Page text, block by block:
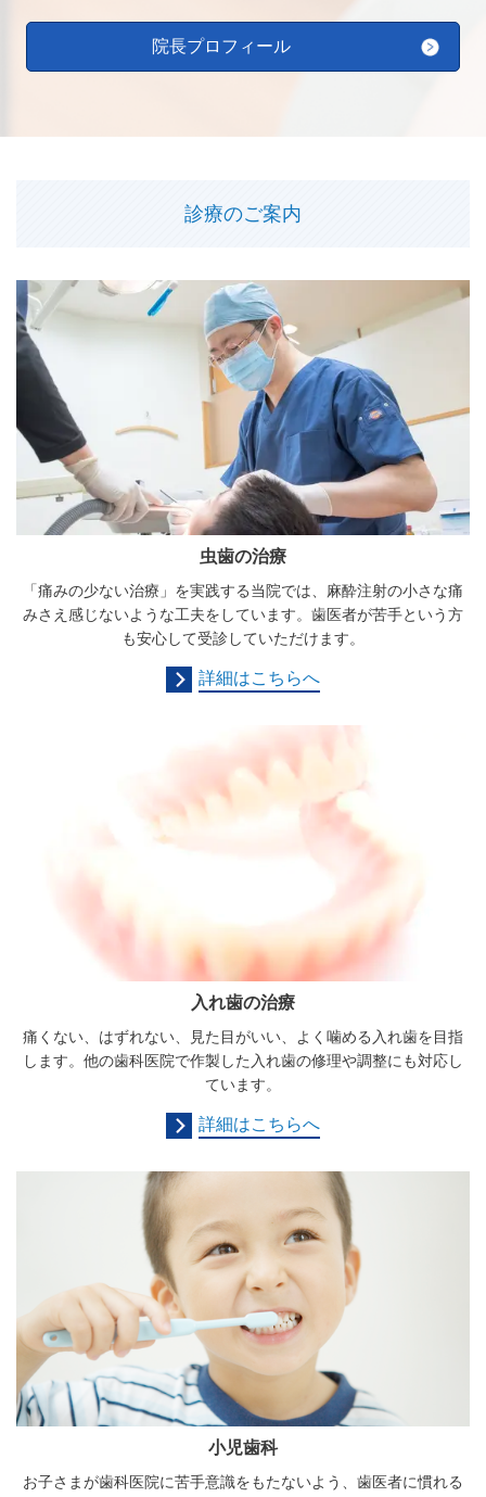
院長プロフィール
診療のご案内
虫歯の治療
「痛みの少ない治療」を実践する当院では、麻酔注射の小さな痛
みさえ感じないような工夫をしています。歯医者が苦手という方
も安心して受診していただけます。
詳細はこちらへ
入れ歯の治療
痛くない、はずれない、見た目がいい、よく噛める入れ歯を目指
します。他の歯科医院で作製した入れ歯の修理や調整にも対応し
ています。
詳細はこちらへ
小児歯科
お子さまが歯科医院に苦手意識をもたないよう、歯医者に慣れる